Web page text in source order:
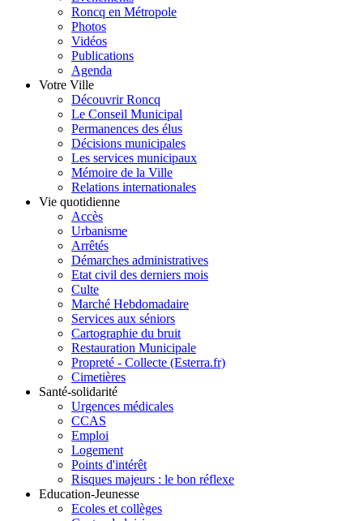
Roncq en Métropole
Photos
Vidéos
Publications
Agenda
Votre Ville
Découvrir Roncq
Le Conseil Municipal
Permanences des élus
Décisions municipales
Les services municipaux
Mémoire de la Ville
Relations internationales
Vie quotidienne
Accès
Urbanisme
Arrêtés
Démarches administratives
Etat civil des derniers mois
Culte
Marché Hebdomadaire
Services aux séniors
Cartographie du bruit
Restauration Municipale
Propreté - Collecte (Esterra.fr)
Cimetières
Santé-solidarité
Urgences médicales
CCAS
Emploi
Logement
Points d'intérêt
Risques majeurs : le bon réflexe
Education-Jeunesse
Ecoles et collèges